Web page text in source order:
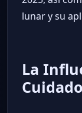
lunar y su
La